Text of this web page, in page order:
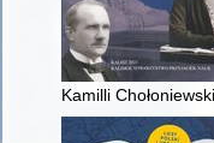
Kamilli